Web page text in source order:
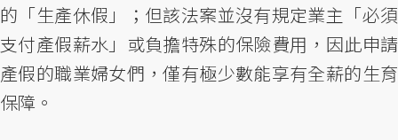
的「生產休假」；但該法案並沒有規定業主「必須
支付產假薪水」或負擔特殊的保險費用，因此申請
產假的職業婦女們，僅有極少數能享有全薪的生育
保障。